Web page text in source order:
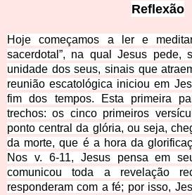
Reflexão
Hoje começamos a ler e
sacerdotal”, na qual Jesus pede,
unidade dos seus, sinais que
reunião escatológica iniciou em
fim dos tempos. Esta primeira
trechos: os cinco primeiros
ponto central da glória, ou seja,
da morte, que é a hora da
Nos v. 6-11, Jesus pensa em
comunicou toda a revelação
responderam com a fé; por isso,